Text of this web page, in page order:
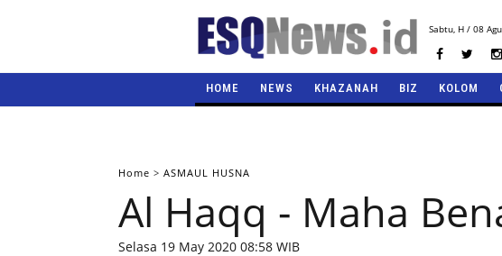
Sabtu,H / 08
HOME NEWS KHAZANAH BIZ KOLOM
Home > ASMAUL HUSNA
Al Haqq - Maha
Selasa 19 May 2020 08:58 WIB